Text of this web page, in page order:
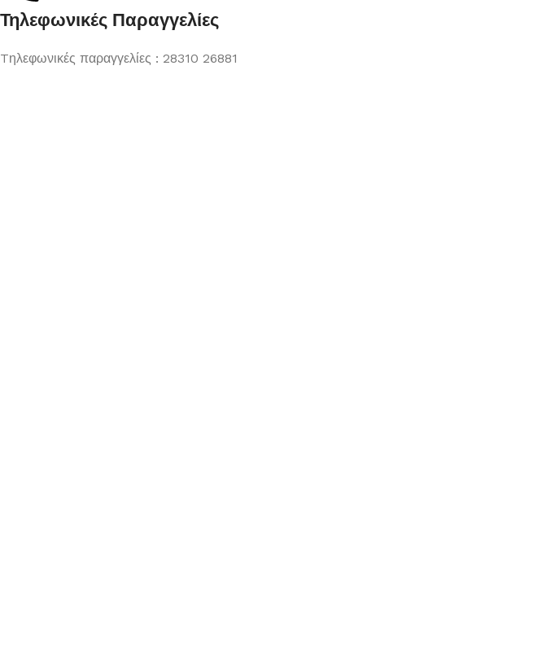
Τηλεφωνικές Παραγγελίες
Tηλεφωνικές παραγγελίες : 28310 26881